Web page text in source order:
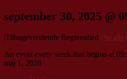
september 30, 2025 @
|Tilbagevendende Begivenhed
An event every week that begins at
maj 1, 2026